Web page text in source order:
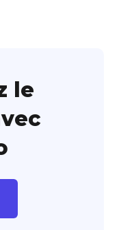
le